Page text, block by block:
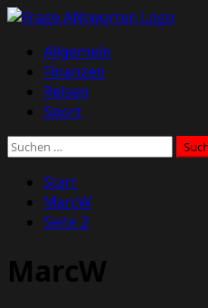
Zum
springen
Primäres
Menü
Allgemein
Finanzen
Reisen
Sport
Suchen
Start
MarcW
Seite 2
MarcW